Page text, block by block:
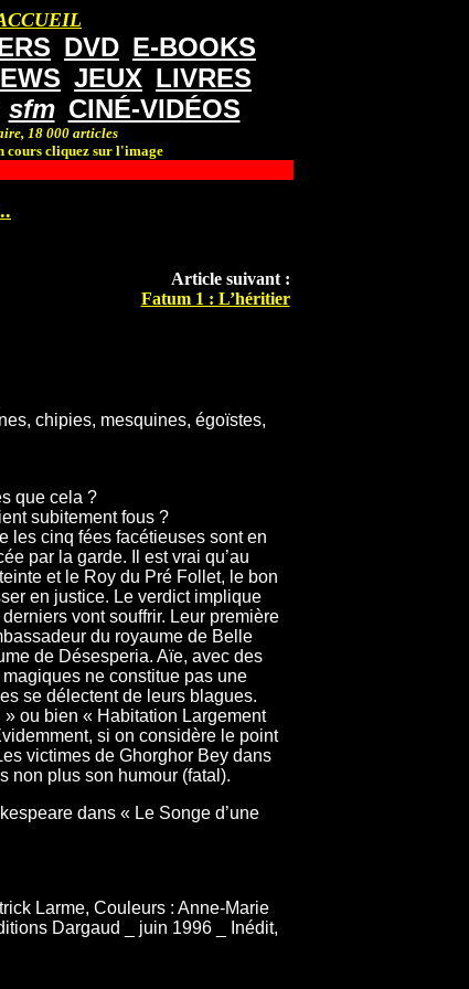
DVD E-BOOKS
JEUX LIVRES
sfm CINÉ-VIDÉOS
18 000 articles
cours cliquez sur l'image
Article suivant :
Fatum 1 : L’héritier
chipies, mesquines, égoïstes,
que cela ?
subitement fous ?
les cinq fées facétieuses sont en
par la garde. Il est vrai qu’au
et le Roy du Pré Follet, le bon
en justice. Le verdict implique
vont souffrir. Leur première
du royaume de Belle
de Désesperia. Aïe, avec des
ne constitue pas une
se délectent de leurs blagues.
ou bien « Habitation Largement
si on considère le point
victimes de Ghorghor Bey dans
non plus son humour (fatal).
dans « Le Songe d’une
Larme, Couleurs : Anne-Marie
Dargaud _ juin 1996 _ Inédit,